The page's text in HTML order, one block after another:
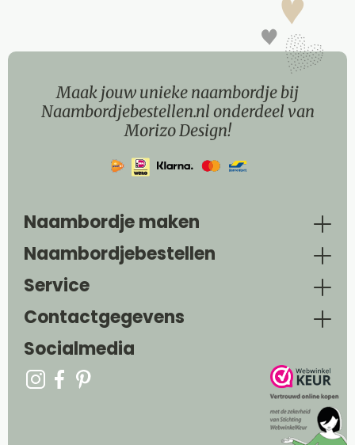
Maak jouw unieke naambordje bij
Naambordjebestellen.nl onderdeel van
Morizo Design!
Naambordje maken
Naambordjebestellen
Service
Contactgegevens
Socialmedia